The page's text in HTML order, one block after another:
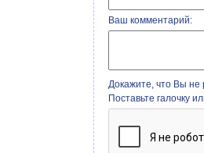
Ваш комментарий:
Докажите, что Вы не
Поставьте галочку